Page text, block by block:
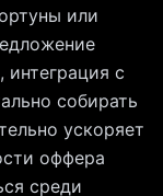
или
с
собирать
ускоряет
оффера
среди